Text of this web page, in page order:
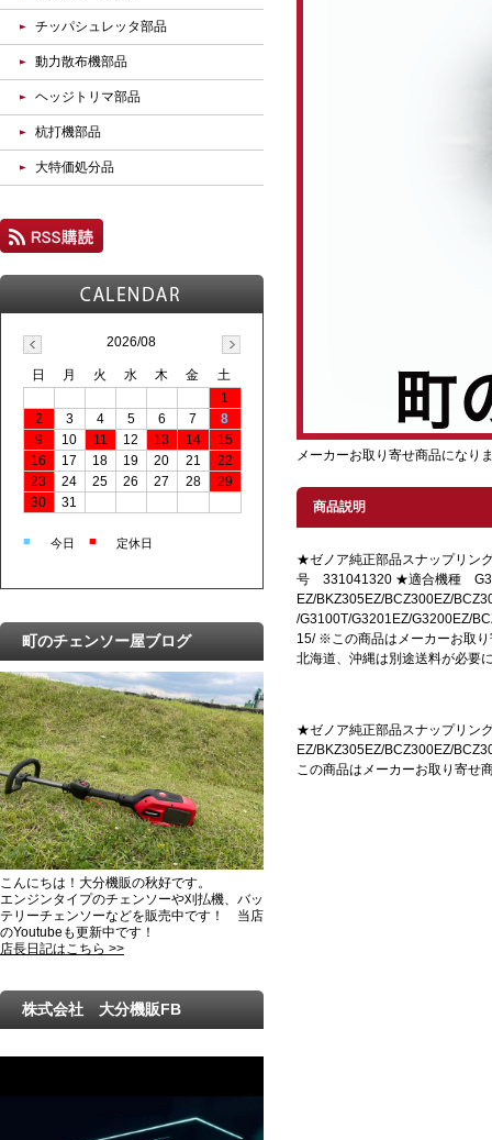
メーカーお取り寄せ商品になり
商品説明
★ゼノア純正部品スナップリ
号 331041320 ★適合機種
EZ/BKZ305EZ/BCZ300EZ/
/G3100T/G3201EZ/G3200EZ/
15/ ※この商品はメーカーお取
北海道、沖縄は別途送料が必要
★ゼノア純正部品スナップリ
EZ/BKZ305EZ/BCZ300EZ/
この商品はメーカーお取り寄せ
チッパシュレッタ部品
動力散布機部品
ヘッジトリマ部品
杭打機部品
大特価処分品
2026/08
日 月 火 水 木 金
土
1
2
3 4 5 6 7
8
9
10 11 12 13 14
15
16
17 18 19 20 21
22
23
24 25 26 27 28
29
30
31
■ 今日 ■ 定休日
町のチェンソー屋ブログ
こんにちは！大分機販の秋好です。
エンジンタイプのチェンソーや刈払機、バッ
テリーチェンソーなどを販売中です！ 当店
のYoutubeも更新中です！
店長日記はこちら >>
株式会社 大分機販FB